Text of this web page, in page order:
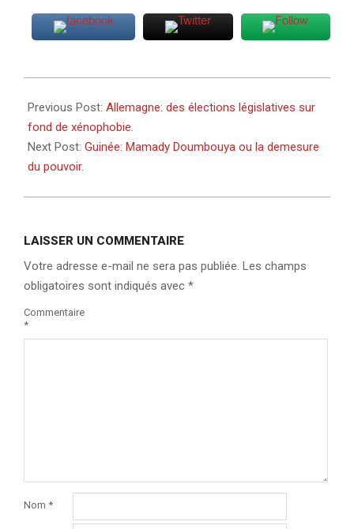
02-
18
Previous Post: Allemagne: des élections législatives sur
fond de xénophobie.
Next Post: Guinée: Mamady Doumbouya ou la demesure
du pouvoir.
LAISSER UN COMMENTAIRE
Votre adresse e-mail ne sera pas publiée. Les champs
obligatoires sont indiqués avec *
Commentaire
*
Nom *